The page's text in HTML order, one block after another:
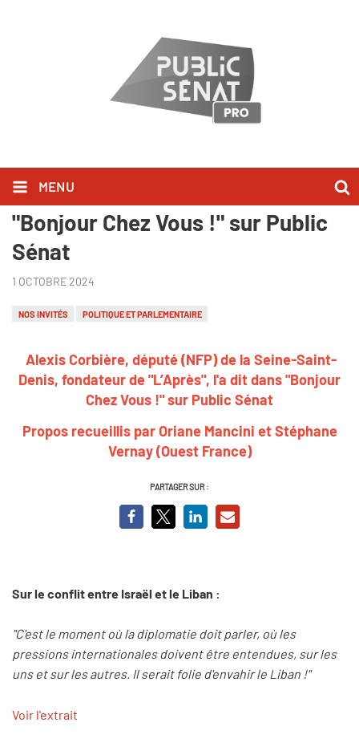
MENU
Alexis Corbière l'a dit dans
"Bonjour Chez Vous !" sur Public
Sénat
1 OCTOBRE 2024
NOS INVITÉS POLITIQUE ET PARLEMENTAIRE
Alexis Corbière, député (NFP) de la Seine-Saint-
Denis, fondateur de "L’Après", l'a dit dans "Bonjour
Chez Vous !" sur Public Sénat
Propos recueillis par Oriane Mancini et Stéphane
Vernay (Ouest France)
PARTAGER SUR :
Sur le conflit entre Israël et le Liban :
"C'est le moment où la diplomatie doit parler, où les
pressions internationales doivent être entendues, sur les
uns et sur les autres. Il serait folie d'envahir le Liban !"
Voir l'extrait